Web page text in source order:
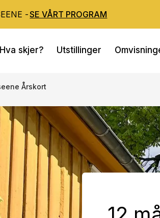
-SE VÅRT PROGRAM
Hva skjer? Utstillinger
Årskort